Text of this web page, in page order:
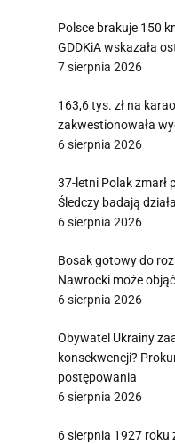
Polsce brakuje 150
GDDKiA wskazała
7 sierpnia 2026
163,6 tys. zł na
zakwestionowała
6 sierpnia 2026
37-letni Polak zmarł
Śledczy badają
6 sierpnia 2026
Bosak gotowy do
Nawrocki może
6 sierpnia 2026
Obywatel Ukrainy
konsekwencji?
postępowania
6 sierpnia 2026
6 sierpnia 1927 roku